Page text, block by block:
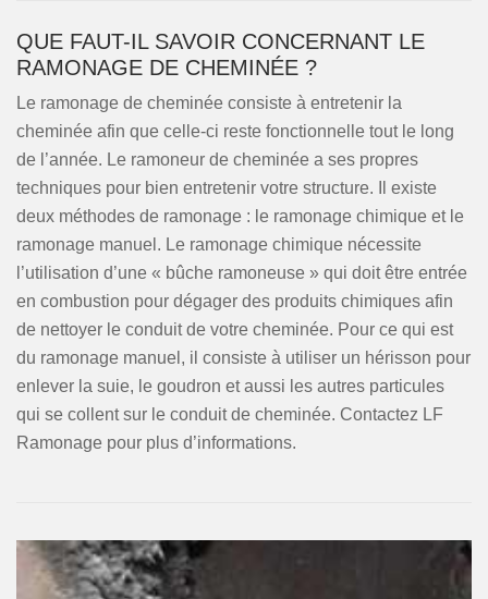
QUE FAUT-IL SAVOIR CONCERNANT LE
RAMONAGE DE CHEMINÉE ?
Le ramonage de cheminée consiste à entretenir la
cheminée afin que celle-ci reste fonctionnelle tout le long
de l’année. Le ramoneur de cheminée a ses propres
techniques pour bien entretenir votre structure. Il existe
deux méthodes de ramonage : le ramonage chimique et le
ramonage manuel. Le ramonage chimique nécessite
l’utilisation d’une « bûche ramoneuse » qui doit être entrée
en combustion pour dégager des produits chimiques afin
de nettoyer le conduit de votre cheminée. Pour ce qui est
du ramonage manuel, il consiste à utiliser un hérisson pour
enlever la suie, le goudron et aussi les autres particules
qui se collent sur le conduit de cheminée. Contactez LF
Ramonage pour plus d’informations.